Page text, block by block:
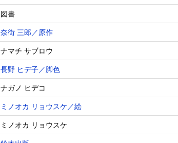
図書
奈街 三郎／原作
ナマチ サブロウ
長野 ヒデ子／脚色
ナガノ ヒデコ
ミノオカ リョウスケ／絵
ミノオカ リョウスケ